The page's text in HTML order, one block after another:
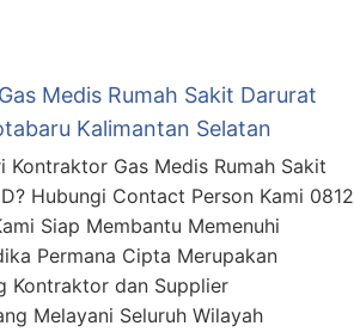
Medis Rumah Sakit Darurat
Kalimantan Selatan
Kontraktor Gas Medis Rumah Sakit
Hubungi Contact Person Kami 0812
Siap Membantu Memenuhi
Permana Cipta Merupakan
Kontraktor dan Supplier
Melayani Seluruh Wilayah